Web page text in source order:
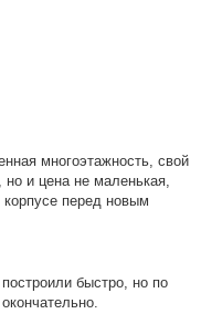
многоэтажность, свой
и цена не маленькая,
перед новым
построили быстро, но по